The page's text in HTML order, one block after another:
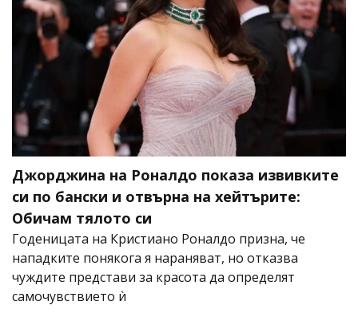
Джорджина на Роналдо показа извивките
си по бански и отвърна на хейтърите:
Обичам тялото си
Годеницата на Кристиано Роналдо призна, че
нападките понякога я нараняват, но отказва
чуждите представи за красота да определят
самочувствието ѝ